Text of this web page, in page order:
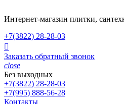
Интернет-магазин плитки,
+7(3822) 28-28-03

Заказать обратный звонок
close
Без выходных
+7(3822) 28-28-03
+7(995) 888-56-28
Контакты